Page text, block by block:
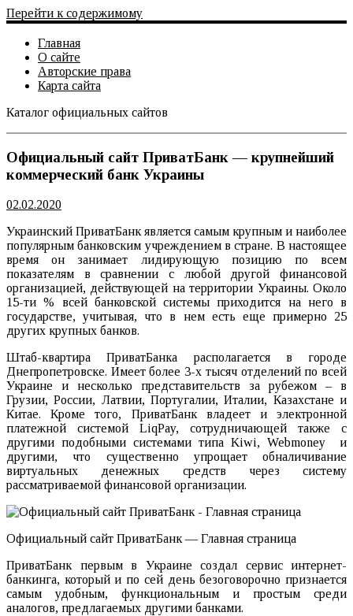
Перейти к содержимому
Главная
О сайте
Авторские права
Карта сайта
Каталог официальных сайтов
Официальный сайт ПриватБанк — крупнейший
коммерческий банк Украины
02.02.2020
Украинский ПриватБанк является самым крупным и наиболее
популярным банковским учреждением в стране. В настоящее
время он занимает лидирующую позицию по всем
показателям в сравнении с любой другой финансовой
организацией, действующей на территории Украины. Около
15-ти % всей банковской системы приходится на него в
государстве, учитывая, что в нем есть еще примерно 25
других крупных банков.
Штаб-квартира ПриватБанка располагается в городе
Днепропетровске. Имеет более 3-х тысяч отделений по всей
Украине и несколько представительств за рубежом – в
Грузии, России, Латвии, Португалии, Италии, Казахстане и
Китае. Кроме того, ПриватБанк владеет и электронной
платежной системой LiqPay, сотрудничающей также с
другими подобными системами типа Kiwi, Webmoney и
другими, что существенно упрощает обналичивание
виртуальных денежных средств через систему
рассматриваемой финансовой организации.
Официальный сайт ПриватБанк — Главная страница
ПриватБанк первым в Украине создал сервис интернет-
банкинга, который и по сей день безоговорочно признается
самым удобным, функциональным и простым среди
аналогов, предлагаемых другими банками.